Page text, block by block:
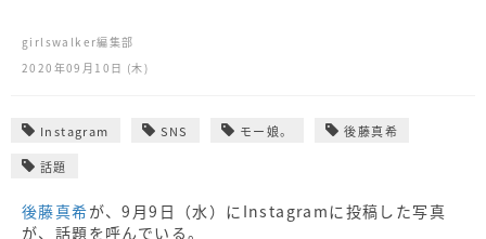
girlswalker編集部
2020年09月10日 (木)
Instagram SNS モー娘。 後藤真希
話題
後藤真希が、9月9日（水）にInstagramに投稿した写真
が、話題を呼んでいる。